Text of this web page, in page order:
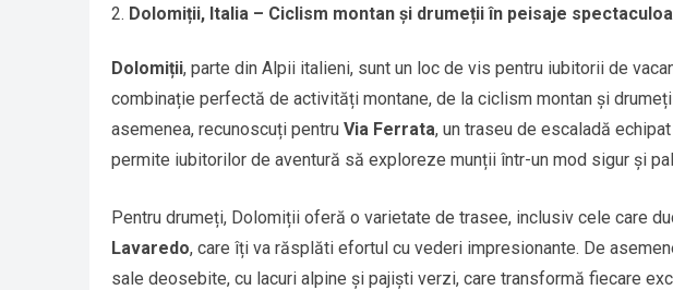
Dolomiții, Italia – Ciclism montan și drumeții în peisaje
Dolomiții, parte din Alpii italieni, sunt un loc de vis pentru iubitorii de
combinație perfectă de activități montane, de la ciclism montan și
asemenea, recunoscuți pentru Via Ferrata, un traseu de escaladă
permite iubitorilor de aventură să exploreze munții într-un mod sigur și
Pentru drumeți, Dolomiții oferă o varietate de trasee, inclusiv cele care
Lavaredo, care îți va răsplăti efortul cu vederi impresionante. De
sale deosebite, cu lacuri alpine și pajiști verzi, care transformă fiecare